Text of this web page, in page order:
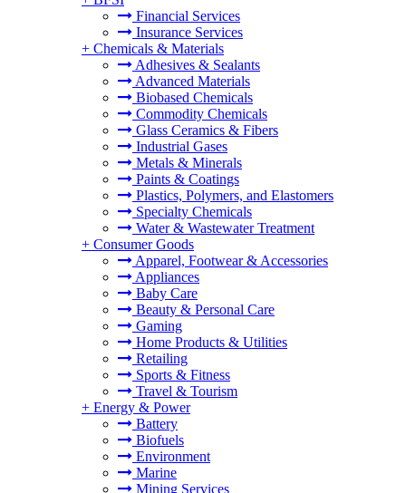
Financial Services
Insurance Services
+ Chemicals & Materials
Adhesives & Sealants
Advanced Materials
Biobased Chemicals
Commodity Chemicals
Glass Ceramics & Fibers
Industrial Gases
Metals & Minerals
Paints & Coatings
Plastics, Polymers, and Elastomers
Specialty Chemicals
Water & Wastewater Treatment
+ Consumer Goods
Apparel, Footwear & Accessories
Appliances
Baby Care
Beauty & Personal Care
Gaming
Home Products & Utilities
Retailing
Sports & Fitness
Travel & Tourism
+ Energy & Power
Battery
Biofuels
Environment
Marine
Mining Services